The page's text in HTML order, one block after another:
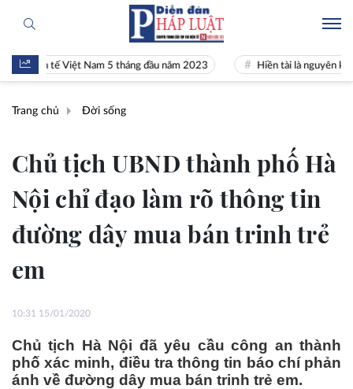
tế Việt Nam 5 tháng đầu năm 2023 Hiền tài là nguyên khí Quốc
Trang chủ Đời sống
Chủ tịch UBND thành phố Hà
Nội chỉ đạo làm rõ thông tin
đường dây mua bán trinh trẻ
em
10:31 15/01/2020
Chủ tịch Hà Nội đã yêu cầu công an thành
phố xác minh, điều tra thông tin báo chí phản
ánh về đường dây mua bán trinh trẻ em.